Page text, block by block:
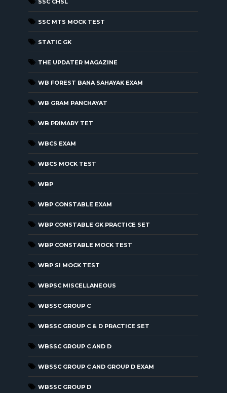
SSC MTS MOCK TEST
STATIC GK
THE UPDATER MAGAZINE
WB FOREST BANA SAHAYAK EXAM
WB GRAM PANCHAYAT
WB PRIMARY TET
WBCS EXAM
WBCS MOCK TEST
WBP
WBP CONSTABLE EXAM
WBP CONSTABLE GK PRACTICE SET
WBP CONSTABLE MOCK TEST
WBP SI MOCK TEST
WBPSC MISCELLANEOUS
WBSSC GROUP C
WBSSC GROUP C & D PRACTICE SET
WBSSC GROUP C AND D
WBSSC GROUP C AND GROUP D EXAM
WBSSC GROUP D